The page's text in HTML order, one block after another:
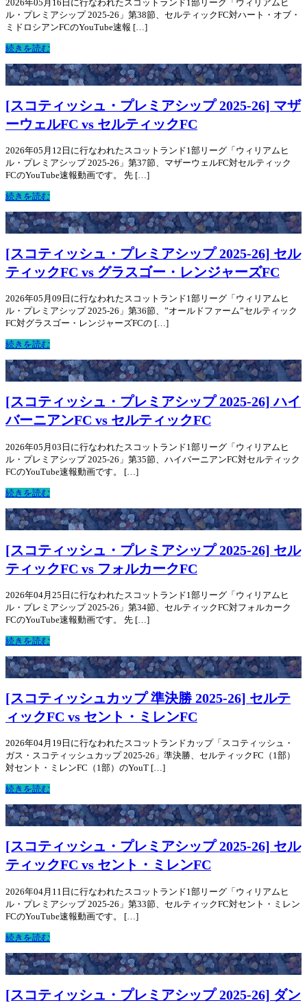
2026年05月16日に行なわれたスコットランド1部リーグ「ウィリアムヒ
ル・プレミアシップ 2025-26」第38節、セルティックFC対ハート・オブ・
ミドロシアンFCのYouTube速報 […]
続きを読む
[スコティッシュ・プレミアシップ 2025-26] マザ
ーウェルFC vs セルティックFC
2026年05月12日に行なわれたスコットランド1部リーグ「ウィリアムヒ
ル・プレミアシップ 2025-26」第37節、マザーウェルFC対セルティック
FCのYouTube速報動画です。 先 […]
続きを読む
[スコティッシュ・プレミアシップ 2025-26] セル
ティックFC vs グラスゴー・レンジャーズFC
2026年05月09日に行なわれたスコットランド1部リーグ「ウィリアムヒ
ル・プレミアシップ 2025-26」第36節、”オールドファーム”セルティック
FC対グラスゴー・レンジャーズFCの […]
続きを読む
[スコティッシュ・プレミアシップ 2025-26] ハイ
バーニアンFC vs セルティックFC
2026年05月03日に行なわれたスコットランド1部リーグ「ウィリアムヒ
ル・プレミアシップ 2025-26」第35節、ハイバーニアンFC対セルティック
FCのYouTube速報動画です。 […]
続きを読む
[スコティッシュ・プレミアシップ 2025-26] セル
ティックFC vs フォルカークFC
2026年04月25日に行なわれたスコットランド1部リーグ「ウィリアムヒ
ル・プレミアシップ 2025-26」第34節、セルティックFC対フォルカーク
FCのYouTube速報動画です。 先 […]
続きを読む
[スコティッシュカップ 準決勝 2025-26] セルテ
ィックFC vs セント・ミレンFC
2026年04月19日に行なわれたスコットランドカップ「スコティッシュ・
ガス・スコティッシュカップ 2025-26」準決勝、セルティックFC（1部）
対セント・ミレンFC（1部）のYouT […]
続きを読む
[スコティッシュ・プレミアシップ 2025-26] セル
ティックFC vs セント・ミレンFC
2026年04月11日に行なわれたスコットランド1部リーグ「ウィリアムヒ
ル・プレミアシップ 2025-26」第33節、セルティックFC対セント・ミレン
FCのYouTube速報動画です。 […]
続きを読む
[スコティッシュ・プレミアシップ 2025-26] ダン